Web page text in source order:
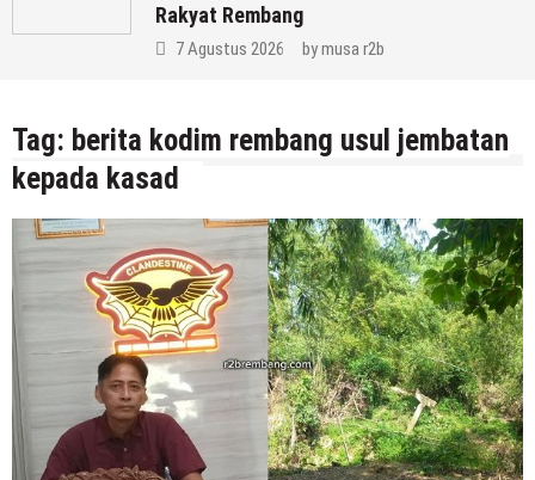
Rakyat Rembang
7 Agustus 2026 bymusa r2b
Tag: berita kodim rembang usul jembatan
kepada kasad